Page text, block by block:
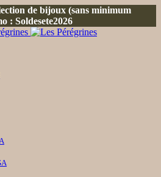
de bijoux (sans minimum
: Soldesete2026